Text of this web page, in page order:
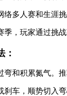
多人赛和生涯
，玩家通过挑
：
和积累氮气。
车，顺势切入